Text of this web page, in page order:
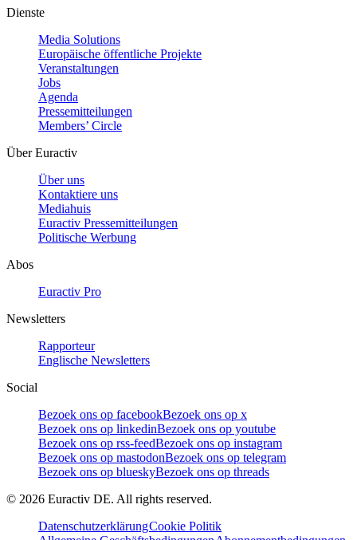
Dienste
Media Solutions
Europäische öffentliche Projekte
Veranstaltungen
Jobs
Agenda
Pressemitteilungen
Members’ Circle
Über Euractiv
Über uns
Kontaktiere uns
Mediahuis
Euractiv Pressemitteilungen
Politische Werbung
Abos
Euractiv Pro
Newsletters
Rapporteur
Englische Newsletters
Social
Bezoek ons op facebookBezoek ons op x
Bezoek ons op linkedinBezoek ons op youtube
Bezoek ons op rss-feedBezoek ons op instagram
Bezoek ons op mastodonBezoek ons op telegram
Bezoek ons op blueskyBezoek ons op threads
© 2026 Euractiv DE. All rights reserved.
DatenschutzerklärungCookie Politik